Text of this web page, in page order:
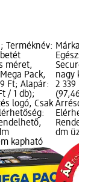
Terméknév:
méret,
Pack,
Ft; Alapár:
/ 1 db);
logó, Csak
kapható
Márka:
Secure
nagy
2 339
(97,46
dm